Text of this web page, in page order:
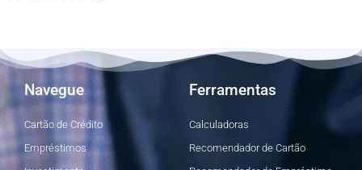
Navegue
Cartão de Crédito
Empréstimos
Ferramentas
Calculadoras
Recomendador de Cartão